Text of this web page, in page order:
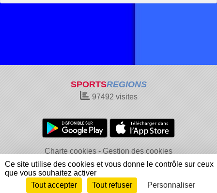
SPORTSREGIONS
97492 visites
Charte cookies
Gestion des cookies
Informations légales
Signaler un contenu inapproprié
Envie de participer ? Connexion
Ce site utilise des cookies et vous donne le contrôle sur ceux
que vous souhaitez activer
Tout accepter
Tout refuser Personnaliser